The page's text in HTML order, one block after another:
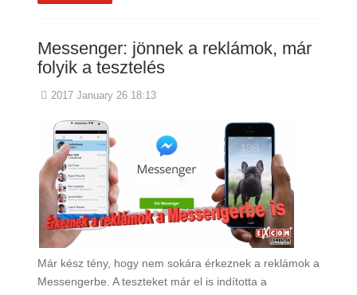
Messenger: jönnek a reklámok, már
folyik a tesztelés
2017 January 26 18:13
Már kész tény, hogy nem sokára érkeznek a reklámok a
Messengerbe. A teszteket már el is indította a